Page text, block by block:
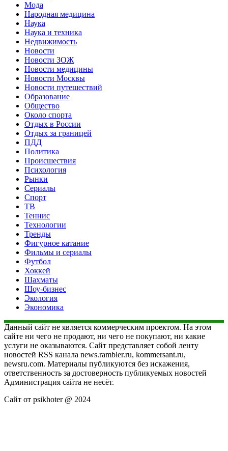
Мода
Народная медицина
Наука
Наука и техника
Недвижимость
Новости
Новости ЗОЖ
Новости медицины
Новости Москвы
Новости путешествий
Образование
Общество
Около спорта
Отдых в России
Отдых за границей
ПДД
Политика
Происшествия
Психология
Рынки
Сериалы
Спорт
ТВ
Теннис
Технологии
Тренды
Фигурное катание
Фильмы и сериалы
Футбол
Хоккей
Шахматы
Шоу-бизнес
Экология
Экономика
Данный сайт не является коммерческим проектом. На этом
сайте ни чего не продают, ни чего не покупают, ни какие
услуги не оказываются. Сайт представляет собой ленту
новостей RSS канала news.rambler.ru, kommersant.ru,
newsru.com. Материалы публикуются без искажения,
ответственность за достоверность публикуемых новостей
Администрация сайта не несёт.
Сайт от psikhoter @ 2024